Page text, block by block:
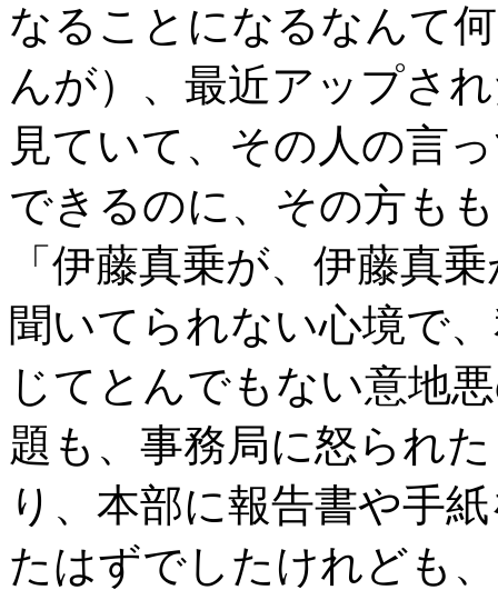
なることになるなんて
んが）、最近アップさ
見ていて、その人の言
できるのに、その方も
「伊藤真乗が、伊藤真
聞いてられない心境で
じてとんでもない意地
題も、事務局に怒られ
り、本部に報告書や手
たはずでしたけれども